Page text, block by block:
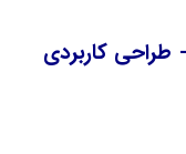
کاربردی